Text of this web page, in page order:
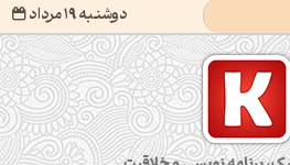
دوشنبه 19 مرداد
کپل‌آرت؛ گرافیک، برنامه‌نویسی و خلاقیت